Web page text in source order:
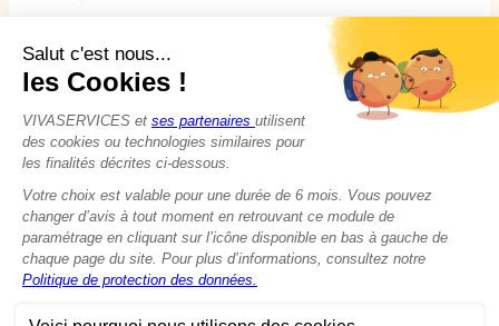
Jardinage
Bricolage
Nounou
Seniors
Handicaps
© 2015 - 2026VIVASERVICES
Modifier vos préférences en matière de cookies